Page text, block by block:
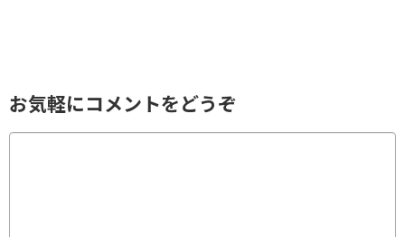
お気軽にコメントをどうぞ